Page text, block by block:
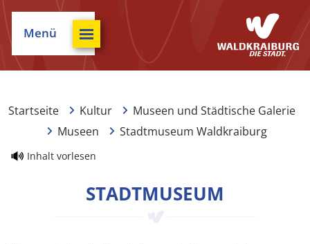
Menü
Startseite Kultur
Museen und Städtische Galerie
Museen
Stadtmuseum Waldkraiburg
Inhalt vorlesen
STADTMUSEUM